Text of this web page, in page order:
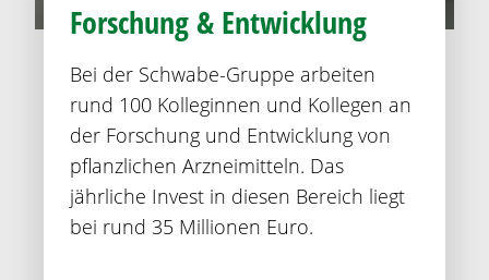
Forschung & Entwicklung
Bei der Schwabe-Gruppe arbeiten
rund 100 Kolleginnen und Kollegen an
der Forschung und Entwicklung von
pflanzlichen Arzneimitteln. Das
jährliche Invest in diesen Bereich liegt
bei rund 35 Millionen Euro.